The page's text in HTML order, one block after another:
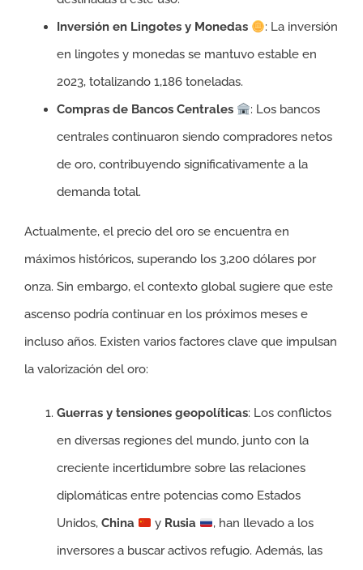
Inversión en Lingotes y Monedas
: La inversión
en lingotes y monedas se mantuvo estable en
2023, totalizando 1,186 toneladas.
Compras de Bancos Centrales
: Los bancos
centrales continuaron siendo compradores netos
de oro, contribuyendo significativamente a la
demanda total.
Actualmente, el precio del oro se encuentra en
máximos históricos, superando los 3,200 dólares por
onza. Sin embargo, el contexto global sugiere que este
ascenso podría continuar en los próximos meses e
incluso años. Existen varios factores clave que impulsan
la valorización del oro:
Guerras y tensiones geopolíticas: Los conflictos
en diversas regiones del mundo, junto con la
creciente incertidumbre sobre las relaciones
diplomáticas entre potencias como Estados
Unidos, China y Rusia
, han llevado a los
inversores a buscar activos refugio. Además, las